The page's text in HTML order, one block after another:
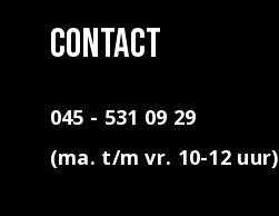
contact
045 - 531 09 29
(ma. t/m vr. 10-12 uur)